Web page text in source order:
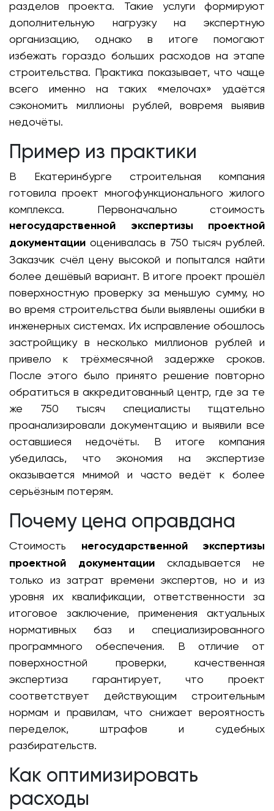
разделов проекта. Такие услуги формируют
дополнительную нагрузку на экспертную
организацию, однако в итоге помогают
избежать гораздо больших расходов на этапе
строительства. Практика показывает, что чаще
всего именно на таких «мелочах» удаётся
сэкономить миллионы рублей, вовремя выявив
недочёты.
Пример из практики
В Екатеринбурге строительная компания
готовила проект многофункционального жилого
комплекса. Первоначально стоимость
негосударственной экспертизы проектной
документации оценивалась в 750 тысяч рублей.
Заказчик счёл цену высокой и попытался найти
более дешёвый вариант. В итоге проект прошёл
поверхностную проверку за меньшую сумму, но
во время строительства были выявлены ошибки в
инженерных системах. Их исправление обошлось
застройщику в несколько миллионов рублей и
привело к трёхмесячной задержке сроков.
После этого было принято решение повторно
обратиться в аккредитованный центр, где за те
же 750 тысяч специалисты тщательно
проанализировали документацию и выявили все
оставшиеся недочёты. В итоге компания
убедилась, что экономия на экспертизе
оказывается мнимой и часто ведёт к более
серьёзным потерям.
Почему цена оправдана
Стоимость негосударственной экспертизы
проектной документации складывается не
только из затрат времени экспертов, но и из
уровня их квалификации, ответственности за
итоговое заключение, применения актуальных
нормативных баз и специализированного
программного обеспечения. В отличие от
поверхностной проверки, качественная
экспертиза гарантирует, что проект
соответствует действующим строительным
нормам и правилам, что снижает вероятность
переделок, штрафов и судебных
разбирательств.
Как оптимизировать
расходы